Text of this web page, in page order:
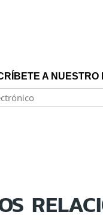
A NUESTRO